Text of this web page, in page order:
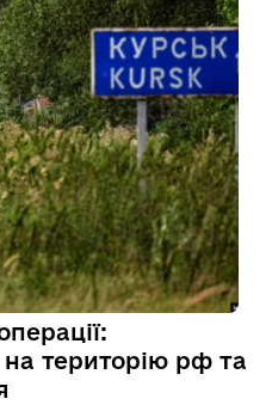
територію рф та